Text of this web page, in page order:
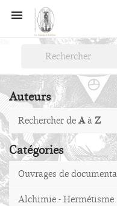

Auteurs
Rechercher deAàZ
Catégories
Ouvrages de
Alchimie - Hermétisme